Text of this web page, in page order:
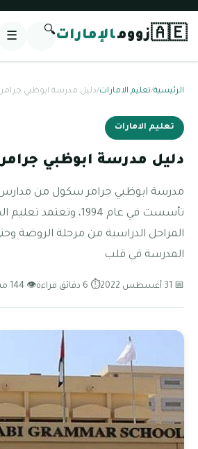
🇦🇪زوومالإمارات🔍
☰
الرئيسية/تعليم الامارات/دليل مدرسة ابوظبي
تعليم الامارات
دليل مدرسة ابوظبي
مدرسة ابوظبي جرامر سكول من مدارس
تأسست في عام 1994،
المدرسة في قلب
📅 31 أغسطس 2022 ⏱ 6 دقائق قراءة 👁 144 مشاهدة